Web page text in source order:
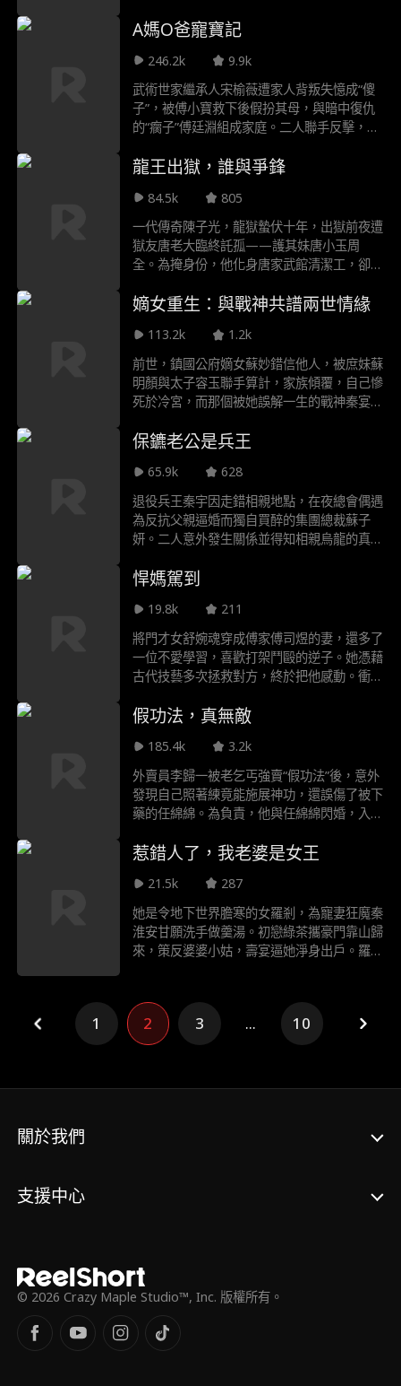
而，他的崛起引來了仇家林龍的瘋狂報復。在
氣能不斷增強實力。他與安盈盈攜手，在危機
四伏的古玩與珠寶世界裡步步為營。當他們在
拍賣會上再次面對林龍的阻撓時，一場新的挑
戰與機遇已然來臨。
A媽O爸寵寶記
246.2k
9.9k
武術世家繼承人宋榆薇遭家人背叛失憶成“傻
子”，被傅小寶救下後假扮其母，與暗中復仇
的“瘸子”傅廷淵組成家庭。二人聯手反擊，宋
人，後識破謊言，一家相認。
龍王出獄，誰與爭鋒
84.5k
805
一代傳奇陳子光，龍獄蟄伏十年，出獄前夜遭
獄友唐老大臨終託孤——護其妹唐小玉周
全。為掩身份，他化身唐家武館清潔工，卻遇
陳子光暗中點化掃地老僕成絕世高手，七日後
戰神！千鈞一髮之際，陳子光撕破偽裝，一掌
鎮殺戰神，七日之約終成他重登巔峰的傳奇序
章！
嫡女重生：與戰神共譜兩世情緣
113.2k
1.2k
前世，鎮國公府嫡女蘇妙錯信他人，被庶妹蘇
明顏與太子容玉聯手算計，家族傾覆，自己慘
死於冷宮，而那個被她誤解一生的戰神秦宴，
他染血的身影，悔恨蝕骨。 一朝重生，蘇妙
那夜。這一次，她褪去戀愛腦的天真，眼底只
剩復仇的冷光與護家人的執念。她主動向秦宴
提出合作，以 “助他奪權” 換 “護她家族”，卻
不知眼前這個外冷內瘋的男人，早已是攜著兩
保鑣老公是兵王
65.9k
628
退役兵王秦宇因走錯相親地點，在夜總會偶遇
為反抗父親逼婚而獨自買醉的集團總裁蘇子
妍。二人意外發生關係並得知相親烏龍的真
子妍要求秦宇和她協議結婚充當擋箭牌。宴會
羞辱和刁難，令顧琛顏面盡失，成功在眾人面
前坐實了他與蘇子妍的夫妻關係。此後，秦宇
兵王、神醫、古武者等多重身份，周旋在妻子
蘇子妍以及顧琛追殺中，最終抱得美人在懷
悍媽駕到
19.8k
211
將門才女舒婉魂穿成傅家傅司煜的妻，還多了
一位不愛學習，喜歡打架鬥毆的逆子。她憑藉
古代技藝多次拯救對方，終於把他感動。衝突
沒想到一場陰謀正等著他們……
假功法，真無敵
185.4k
3.2k
外賣員李歸一被老乞丐強賣“假功法”後，意外
發現自己照著練竟能施展神功，還誤傷了被下
藥的任綿綿。為負責，他與任綿綿閃婚，入贅
婚與打壓。李歸一在眾人面前“練成”任家百年
武道宗師。他屢次在衝突中輕鬆擊敗強敵，包
括江家請來的東瀛高手，最終在武道大會上橫
掃南省各大家族，擊敗神道宗大師兄江峰及其
宗主龜田一郎，幫助任家重回巔峰。而他也逐
惹錯人了，我老婆是女王
21.5k
287
她是令地下世界膽寒的女羅剎，為寵妻狂魔秦
淮安甘願洗手做羹湯。初戀綠茶攜豪門靠山歸
來，策反婆婆小姑，壽宴逼她淨身出戶。羅剎
安冷臉殺到護妻，她秒切委屈臉撲進老公懷
裡，嚶嚶大哭，在老公狂扁綠茶後，她俯身湊
到綠茶耳邊冷笑比勢力，我彈指碾滅你洛家；
1 2 3 ... 10
關於我們
支援中心
© 2026 Crazy Maple Studio™, Inc. 版權所有。